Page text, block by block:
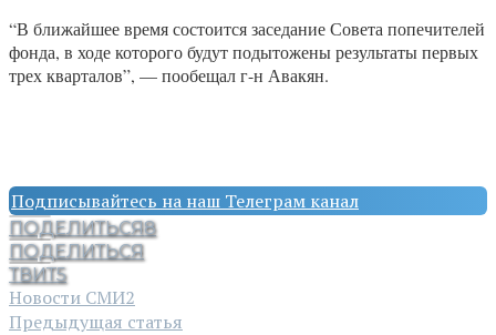
“В ближайшее время состоится заседание Совета попечителей
фонда, в ходе которого будут подытожены результаты первых
трех кварталов”, — пообещал г-н Авакян.
Подписывайтесь на наш Телеграм канал
ПОДЕЛИТЬСЯ8
ПОДЕЛИТЬСЯ
ТВИТ5
Новости СМИ2
Предыдущая статья